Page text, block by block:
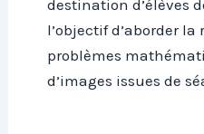
destination d’élèves
l’objectif d’aborder la
problèmes
d’images issues de